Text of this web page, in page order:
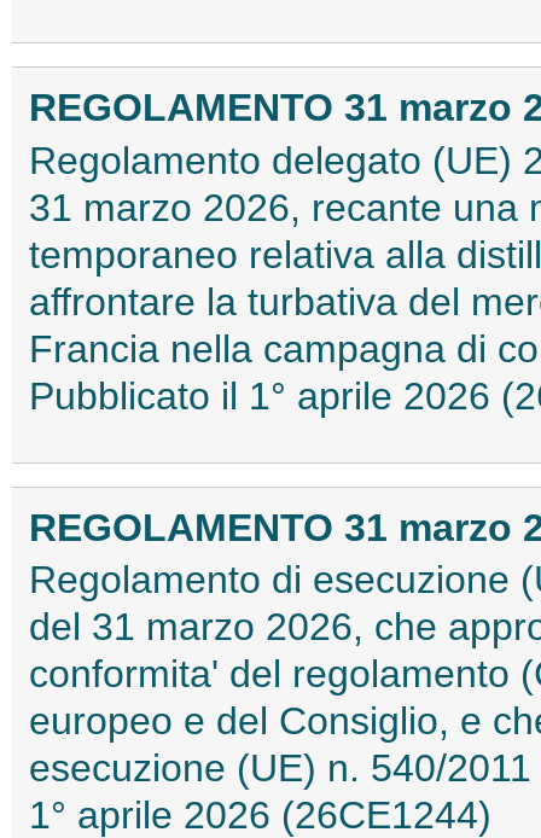
REGOLAMENTO 31 marzo
Regolamento delegato (UE)
31 marzo 2026, recante una
temporaneo relativa alla
affrontare la turbativa del
Francia nella campagna di
Pubblicato il 1° aprile 2026
REGOLAMENTO 31 marzo
Regolamento di esecuzione
del 31 marzo 2026, che
conformita' del regolamento
europeo e del Consiglio, e
esecuzione (UE) n. 540/
1° aprile 2026 (26CE1244)